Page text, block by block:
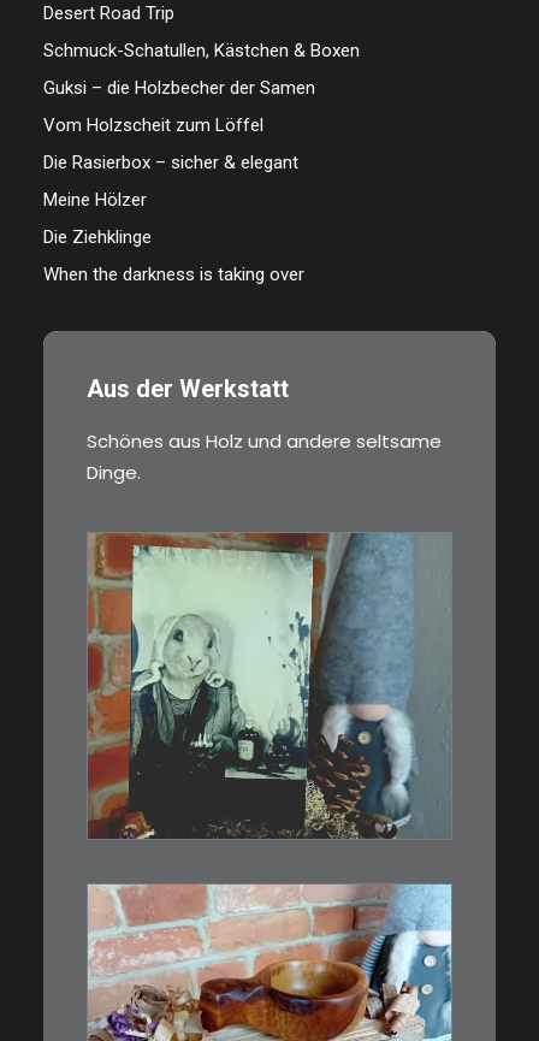
Desert Road Trip
Schmuck-Schatullen, Kästchen & Boxen
Guksi – die Holzbecher der Samen
Vom Holzscheit zum Löffel
Die Rasierbox – sicher & elegant
Meine Hölzer
Die Ziehklinge
When the darkness is taking over
Aus der Werkstatt
Schönes aus Holz und andere seltsame
Dinge.
€3,00
Limitierte Auflage. Original:
Abzug von…
€15,00
Ein Holzbecher im Wikinger-Stil.
Inspiriert…